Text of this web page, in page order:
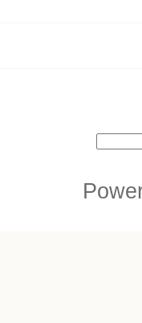
Search